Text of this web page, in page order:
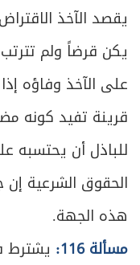
يقصد الآخذ
يكن قرضاً ولم
على الآخذ وفاؤه
قرينة تفيد كونه
للباذل أن يحتسبه
الحقوق الشرعية إن
هذه الجهة.
مسألة 116:
يشترط
ص
173 الفصل
ص
176 المبحث
180 المبحث
ص
185 الفصل
ص
188 المبحث
192 المبحث